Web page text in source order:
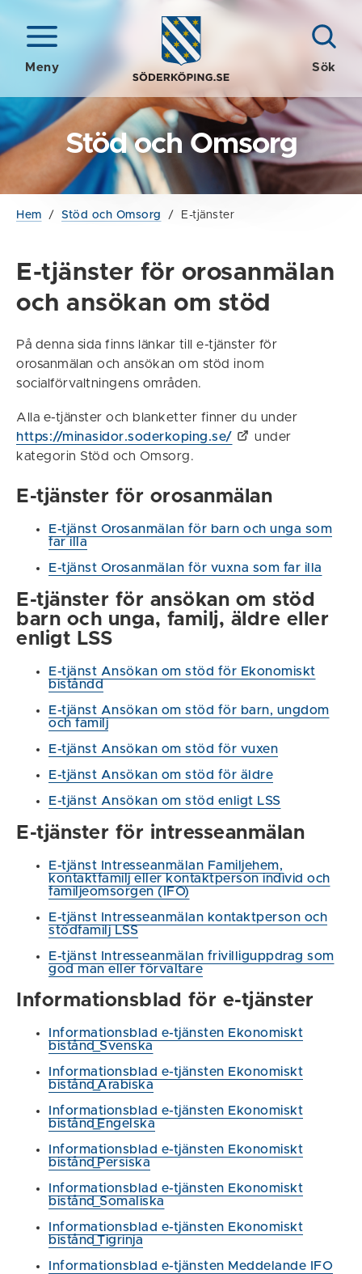
Meny Sök
Stöd och Omsorg
Hem / Stöd och Omsorg / E-tjänster
E-tjänster för orosanmälan
och ansökan om stöd
På denna sida finns länkar till e-tjänster för
orosanmälan och ansökan om stöd inom
socialförvaltningens områden.
Alla e-tjänster och blanketter finner du under
https://minasidor.soderkoping.se/
under
kategorin Stöd och Omsorg.
E-tjänster för orosanmälan
E-tjänst Orosanmälan för barn och unga som
far illa
E-tjänst Orosanmälan för vuxna som far illa
E-tjänster för ansökan om stöd
barn och unga, familj, äldre eller
enligt LSS
E-tjänst Ansökan om stöd för Ekonomiskt
biståndd
E-tjänst Ansökan om stöd för barn, ungdom
och familj
E-tjänst Ansökan om stöd för vuxen
E-tjänst Ansökan om stöd för äldre
E-tjänst Ansökan om stöd enligt LSS
E-tjänster för intresseanmälan
E-tjänst Intresseanmälan Familjehem,
kontaktfamilj eller kontaktperson individ och
familjeomsorgen (IFO)
E-tjänst Intresseanmälan kontaktperson och
stödfamilj LSS
E-tjänst Intresseanmälan frivilliguppdrag som
god man eller förvaltare
Informationsblad för e-tjänster
Informationsblad e-tjänsten Ekonomiskt
bistånd_Svenska
Informationsblad e-tjänsten Ekonomiskt
bistånd_Arabiska
Informationsblad e-tjänsten Ekonomiskt
bistånd_Engelska
Informationsblad e-tjänsten Ekonomiskt
bistånd_Persiska
Informationsblad e-tjänsten Ekonomiskt
bistånd_Somaliska
Informationsblad e-tjänsten Ekonomiskt
bistånd_Tigrinja
Informationsblad e-tjänsten Meddelande IFO